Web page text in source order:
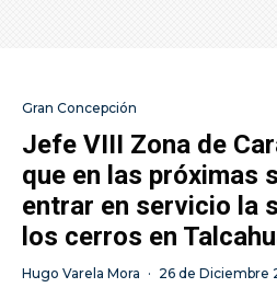
Gran Concepción
Jefe VIII Zona de
que en las próximas
entrar en servicio la
los cerros en
Hugo Varela Mora · 26 de Diciembre